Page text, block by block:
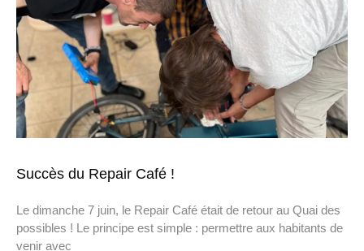
Succès du Repair Café !
Le dimanche 7 juin, le Repair Café était de retour au Quai des
possibles ! Le principe est simple : permettre aux habitants de
venir avec